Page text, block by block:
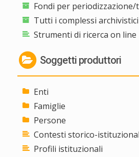
Fondi per
Tutti i complessi archivistici
Strumenti di ricerca on line
Soggetti produttori
Enti
Famiglie
Persone
Contesti storico-
Profili istituzionali